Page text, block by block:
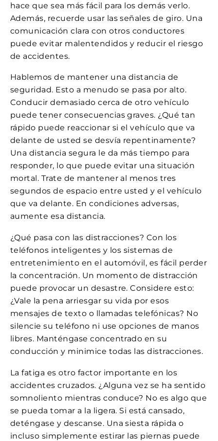
hace que sea más fácil para los demás verlo.
Además, recuerde usar las señales de giro. Una
comunicación clara con otros conductores
puede evitar malentendidos y reducir el riesgo
de accidentes.
Hablemos de mantener una distancia de
seguridad. Esto a menudo se pasa por alto.
Conducir demasiado cerca de otro vehículo
puede tener consecuencias graves. ¿Qué tan
rápido puede reaccionar si el vehículo que va
delante de usted se desvía repentinamente?
Una distancia segura le da más tiempo para
responder, lo que puede evitar una situación
mortal. Trate de mantener al menos tres
segundos de espacio entre usted y el vehículo
que va delante. En condiciones adversas,
aumente esa distancia.
¿Qué pasa con las distracciones? Con los
teléfonos inteligentes y los sistemas de
entretenimiento en el automóvil, es fácil perder
la concentración. Un momento de distracción
puede provocar un desastre. Considere esto:
¿Vale la pena arriesgar su vida por esos
mensajes de texto o llamadas telefónicas? No
silencie su teléfono ni use opciones de manos
libres. Manténgase concentrado en su
conducción y minimice todas las distracciones.
La fatiga es otro factor importante en los
accidentes cruzados. ¿Alguna vez se ha sentido
somnoliento mientras conduce? No es algo que
se pueda tomar a la ligera. Si está cansado,
deténgase y descanse. Una siesta rápida o
incluso simplemente estirar las piernas puede